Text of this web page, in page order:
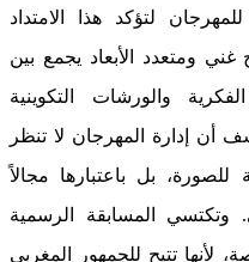
لتؤكد هذا الامتداد
غني ومتعدد الأبعاد يجمع بين
والورشات التكوينية
أن إدارة المهرجان لا تنظر
للصورة، بل باعتبارها مجالاً
وتكتسي المسابقة الرسمية
لأنها تتيح للجمهور المغربي